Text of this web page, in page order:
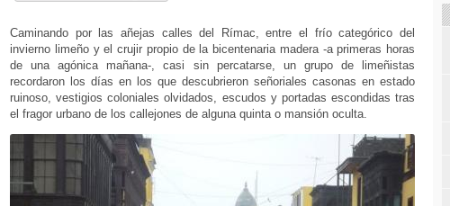
Caminando por las añejas calles del Rímac, entre el frío categórico del
invierno limeño y el crujir propio de la bicentenaria madera -a primeras horas
de una agónica mañana-, casi sin percatarse, un grupo de limeñistas
recordaron los días en los que descubrieron señoriales casonas en estado
ruinoso, vestigios coloniales olvidados, escudos y portadas escondidas tras
el fragor urbano de los callejones de alguna quinta o mansión oculta.